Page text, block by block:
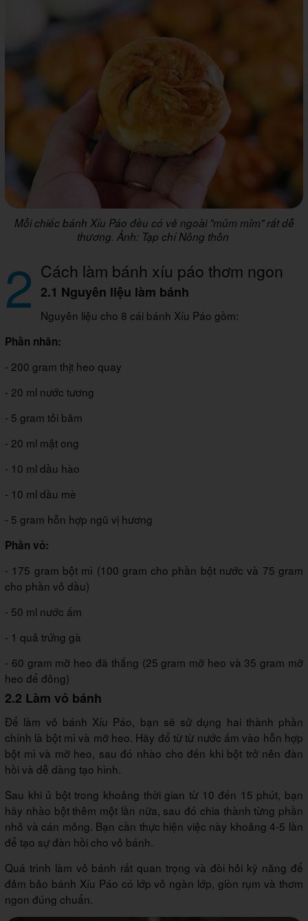
Mỗi chiếc bánh Xíu Páo đều có vẻ ngoài "mủm mỉm" rất dễ
thương. Ảnh: Tạp chí Nông thôn
2 Cách làm bánh xíu páo thơm ngon
2.1 Nguyên liệu làm bánh
Nguyên liệu cho 8 cái bánh Xíu Páo gồm:
Phần nhân:
- 200 gram thịt heo quay
- 20 ml nước tương
- 5 gram tỏi băm
- 20 ml mật ong
- 10 ml dầu hào
- 10 ml dầu mè
- 5 gram hỗn hợp ngũ vị hương
Phần vỏ:
- 175 gram bột mì (100 gram cho phần bột nước và 75 gram
cho phần vỏ dầu)
- 50 ml nước ấm
- 1 quả trứng gà
- 60 gram mỡ heo đã thắng (25 gram mỡ heo và 35 gram mỡ
heo để đông)
2.2 Làm vỏ bánh
Để làm vỏ bánh Xíu Páo, bạn sẽ sử dụng hai thành phần
chính là bột mì và mỡ heo. Hãy đổ từ từ nước ấm vào hỗn hợp
bột mì và mỡ heo, sau đó nhào cho đến khi bột trở nên đàn
hồi và dễ dàng tạo hình.
Sau khi ủ bột trong khoảng thời gian từ 10 đến 15 phút, bạn
hãy nhào bột thêm một lần nữa, sau đó chia thành từng phần
nhỏ và cán mỏng. Bạn cần thực hiện việc này khoảng 4-5 lần
để tạo sự đàn hồi cho vỏ bánh.
Quá trình làm vỏ bánh rất quan trọng và đòi hỏi kỹ năng để
đảm bảo bánh Xíu Páo có lớp vỏ ngàn lớp, giòn rụm và thơm
ngon đúng chuẩn.